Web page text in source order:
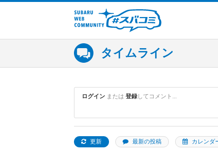
バコミ
タイムライン
ログイン または 登録 してコメント...
更新 最新の投稿 カレンダ